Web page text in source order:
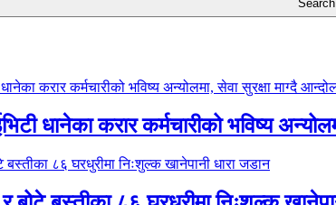
धानेका करार कर्मचारीको भविष्य